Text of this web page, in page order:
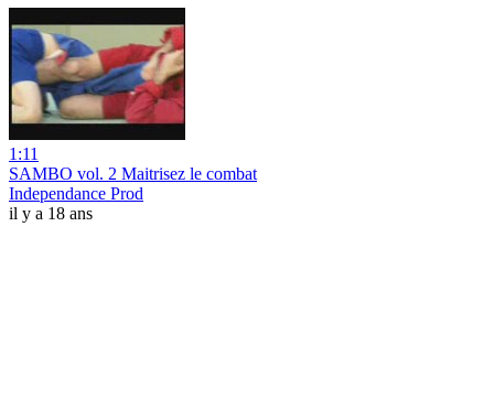
1:11
SAMBO vol. 2 Maitrisez le combat
Independance Prod
il y a 18 ans